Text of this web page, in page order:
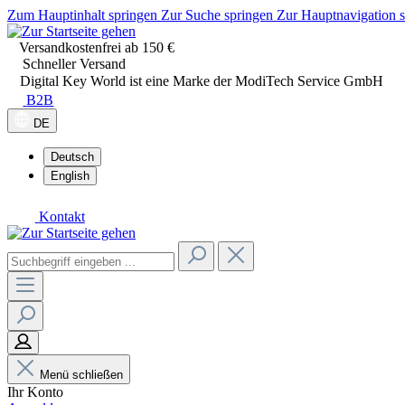
Zum Hauptinhalt springen Zur Suche springen Zur Hauptnavigation
Versandkostenfrei ab 150 €
Schneller Versand
Digital Key World ist eine Marke der ModiTech Service GmbH
B2B
DE
Deutsch
English
Kontakt
Menü schließen
Ihr Konto